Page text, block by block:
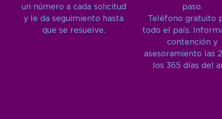
un número a cada solicitud
y le da seguimiento hasta
que se resuelve.
paso.
Teléfono gratuito
todo el país.
contención y
asesoramiento las
los 365 días del